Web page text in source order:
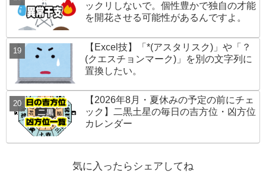
ックリしないで。個性豊かで独自の才能
を開花させる可能性があるんですよ。
【Excel技】「*(アスタリスク)」や「？
(クエスチョンマーク)」を別の文字列に
置換したい。
【2026年8月・夏休みの予定の前にチェ
ック】二黒土星の毎日の吉方位・凶方位
カレンダー
気に入ったらシェアしてね